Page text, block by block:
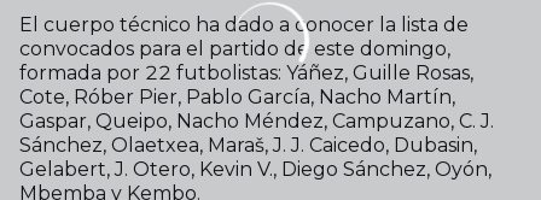
El cuerpo técnico ha dado a conocer la lista de
convocados para el partido de este domingo,
formada por 22 futbolistas: Yáñez, Guille Rosas,
Cote, Róber Pier, Pablo García, Nacho Martín,
Gaspar, Queipo, Nacho Méndez, Campuzano, C. J.
Sánchez, Olaetxea, Maraš, J. J. Caicedo, Dubasin,
Gelabert, J. Otero, Kevin V., Diego Sánchez, Oyón,
Mbemba y Kembo.